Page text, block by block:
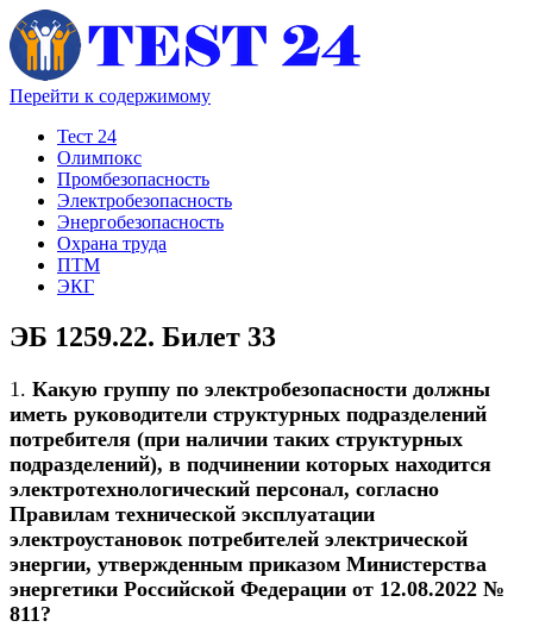
Перейти к содержимому
Тест 24
Олимпокс
Промбезопасность
Электробезопасность
Энергобезопасность
Охрана труда
ПТМ
ЭКГ
ЭБ 1259.22. Билет 33
1. Какую группу по электробезопасности должны
иметь руководители структурных подразделений
потребителя (при наличии таких структурных
подразделений), в подчинении которых находится
электротехнологический персонал, согласно
Правилам технической эксплуатации
электроустановок потребителей электрической
энергии, утвержденным приказом Министерства
энергетики Российской Федерации от 12.08.2022 №
811?